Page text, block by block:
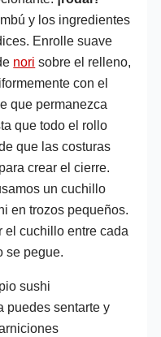
y los ingredientes
Enrolle suave
nori sobre el relleno,
con el
que permanezca
que todo el rollo
que las costuras
crear el cierre.
un cuchillo
en trozos pequeños.
el cuchillo entre cada
se pegue.
sushi
puedes sentarte y